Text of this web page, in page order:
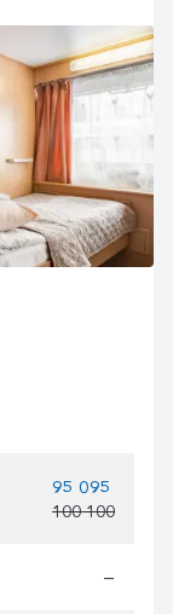
95 095
100 100
—